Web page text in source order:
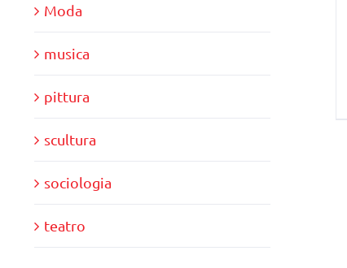
Moda
musica
pittura
scultura
sociologia
teatro